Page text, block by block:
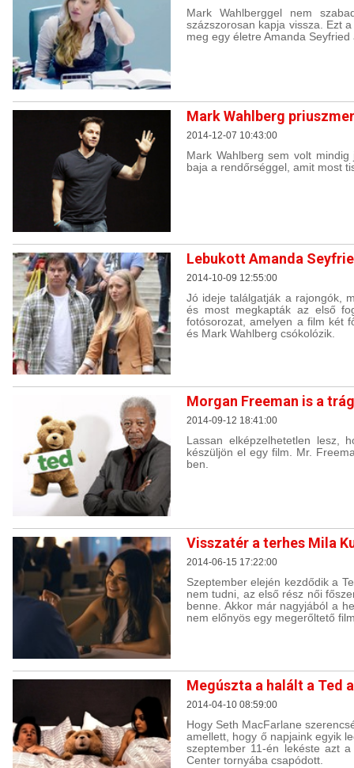
Mark Wahlberggel nem
százszorosan kapja vissza. Ezt
meg egy életre Amanda
Mark Wahlberg
2014-12-07 10:43:00
Mark Wahlberg sem volt
baja a rendőrséggel, amit most
Lebukott Amanda
2014-10-09 12:55:00
Jó ideje találgatják a rajongók,
és most megkapták az első
fotósorozat, amelyen a film két
és Mark Wahlberg csókolózik.
Morgan Freeman is a
2014-09-12 18:41:00
Lassan elképzelhetetlen lesz,
készüljön el egy film. Mr.
ben.
Visszatér a terhes Mila
2014-06-15 17:22:00
Szeptember elején kezdődik a
nem tudni, az első rész női
benne. Akkor már nagyjából a
nem előnyös egy megerőltető
Megúszta a halált a Ted
2014-04-10 08:59:00
Hogy Seth MacFarlane
amellett, hogy ő napjaink egyik
szeptember 11-én lekéste azt
Center tornyába csapódott.